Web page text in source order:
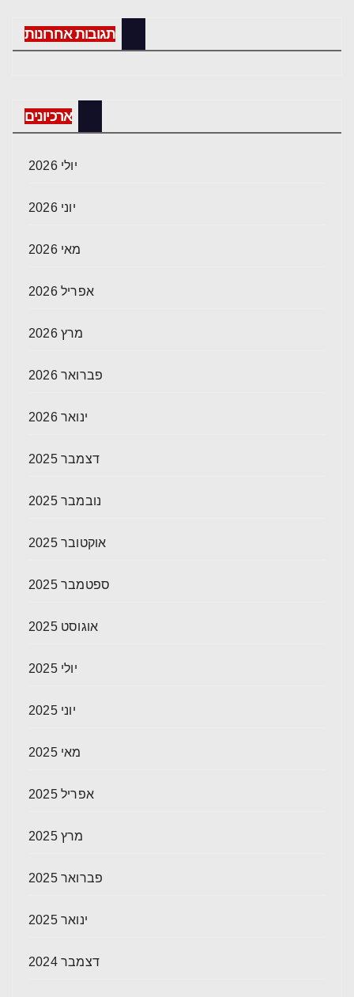
תגובות אחרונות
ארכיונים
יולי 2026
יוני 2026
מאי 2026
אפריל 2026
מרץ 2026
פברואר 2026
ינואר 2026
דצמבר 2025
נובמבר 2025
אוקטובר 2025
ספטמבר 2025
אוגוסט 2025
יולי 2025
יוני 2025
מאי 2025
אפריל 2025
מרץ 2025
פברואר 2025
ינואר 2025
דצמבר 2024